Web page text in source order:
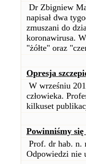
Dr Zbigniew
napisał dwa
zmuszani do
koronawirusa.
"żółte" oraz
Opresja
W wrześniu
człowieka.
kilkuset
Powinniśmy
Prof. dr hab. n.
Odpowiedzi nie